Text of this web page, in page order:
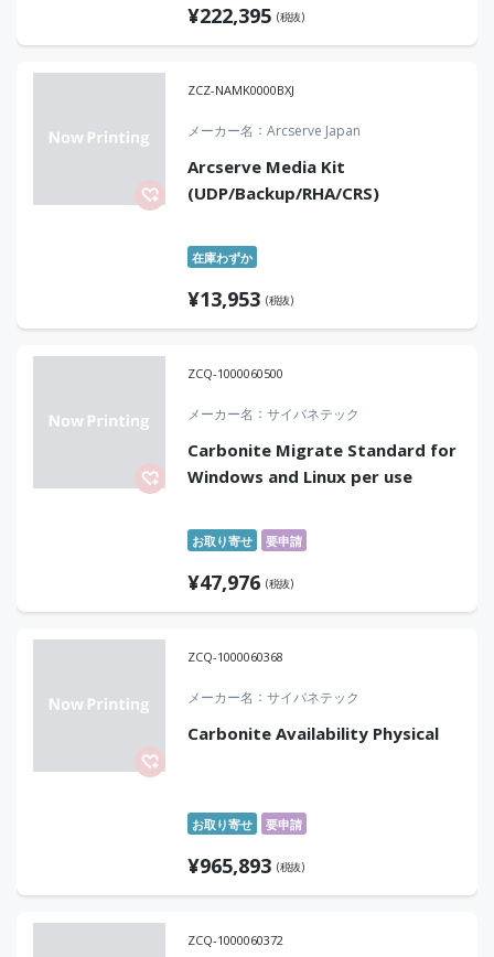
¥222,395 (税抜)
ZCZ-NAMK0000BXJ
メーカー名 Arcserve Japan
Arcserve Media Kit
(UDP/Backup/RHA/CRS)
在庫わずか
¥13,953 (税抜)
ZCQ-1000060500
メーカー名 サイバネテック
Carbonite Migrate Standard for
Windows and Linux per use
お取り寄せ 要申請
¥47,976 (税抜)
ZCQ-1000060368
メーカー名 サイバネテック
Carbonite Availability Physical
お取り寄せ 要申請
¥965,893 (税抜)
ZCQ-1000060372